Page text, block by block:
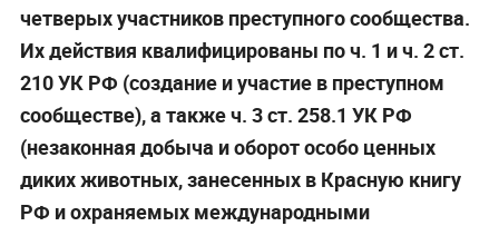
четверых участников преступного сообщества.
Их действия квалифицированы по ч. 1 и ч. 2 ст.
210 УК РФ (создание и участие в преступном
сообществе), а также ч. 3 ст. 258.1 УК РФ
(незаконная добыча и оборот особо ценных
диких животных, занесенных в Красную книгу
РФ и охраняемых международными